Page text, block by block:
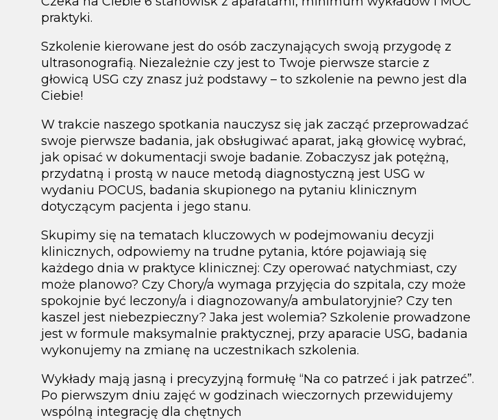
praktyki.
Szkolenie kierowane jest do osób zaczynających swoją przygodę z
ultrasonografią. Niezależnie czy jest to Twoje pierwsze starcie z
głowicą USG czy znasz już podstawy – to szkolenie na pewno jest dla
Ciebie!
W trakcie naszego spotkania nauczysz się jak zacząć przeprowadzać
swoje pierwsze badania, jak obsługiwać aparat, jaką głowicę wybrać,
jak opisać w dokumentacji swoje badanie. Zobaczysz jak potężną,
przydatną i prostą w nauce metodą diagnostyczną jest USG w
wydaniu POCUS, badania skupionego na pytaniu klinicznym
dotyczącym pacjenta i jego stanu.
Skupimy się na tematach kluczowych w podejmowaniu decyzji
klinicznych, odpowiemy na trudne pytania, które pojawiają się
każdego dnia w praktyce klinicznej: Czy operować natychmiast, czy
może planowo? Czy Chory/a wymaga przyjęcia do szpitala, czy może
spokojnie być leczony/a i diagnozowany/a ambulatoryjnie? Czy ten
kaszel jest niebezpieczny? Jaka jest wolemia? Szkolenie prowadzone
jest w formule maksymalnie praktycznej, przy aparacie USG, badania
wykonujemy na zmianę na uczestnikach szkolenia.
Wykłady mają jasną i precyzyjną formułę “Na co patrzeć i jak patrzeć”.
Po pierwszym dniu zajęć w godzinach wieczornych przewidujemy
wspólną integrację dla chętnych